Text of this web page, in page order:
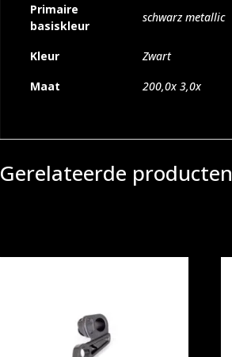
Primaire
basiskleur
schwarz metallic
Kleur
Zwart
Maat
200,0x 3,0x
Gerelateerde producten